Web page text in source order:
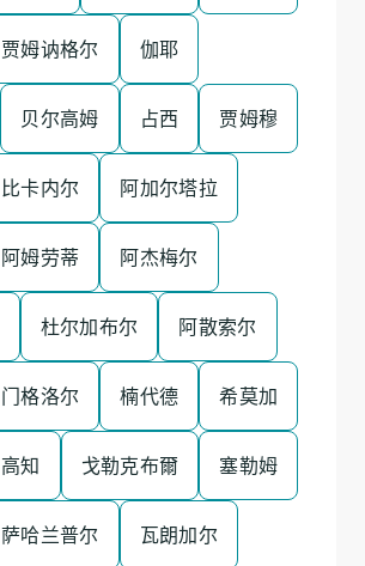
贾姆讷格尔 伽耶
贝尔高姆 占西 贾姆穆
比卡内尔 阿加尔塔拉
阿姆劳蒂 阿杰梅尔
杜尔加布尔 阿散索尔
门格洛尔 楠代德 希莫加
高知 戈勒克布爾 塞勒姆
萨哈兰普尔 瓦朗加尔